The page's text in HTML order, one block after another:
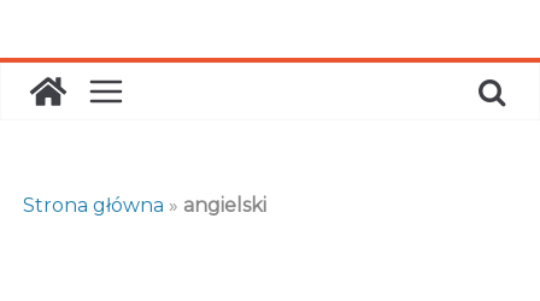
content
Strona główna » angielski